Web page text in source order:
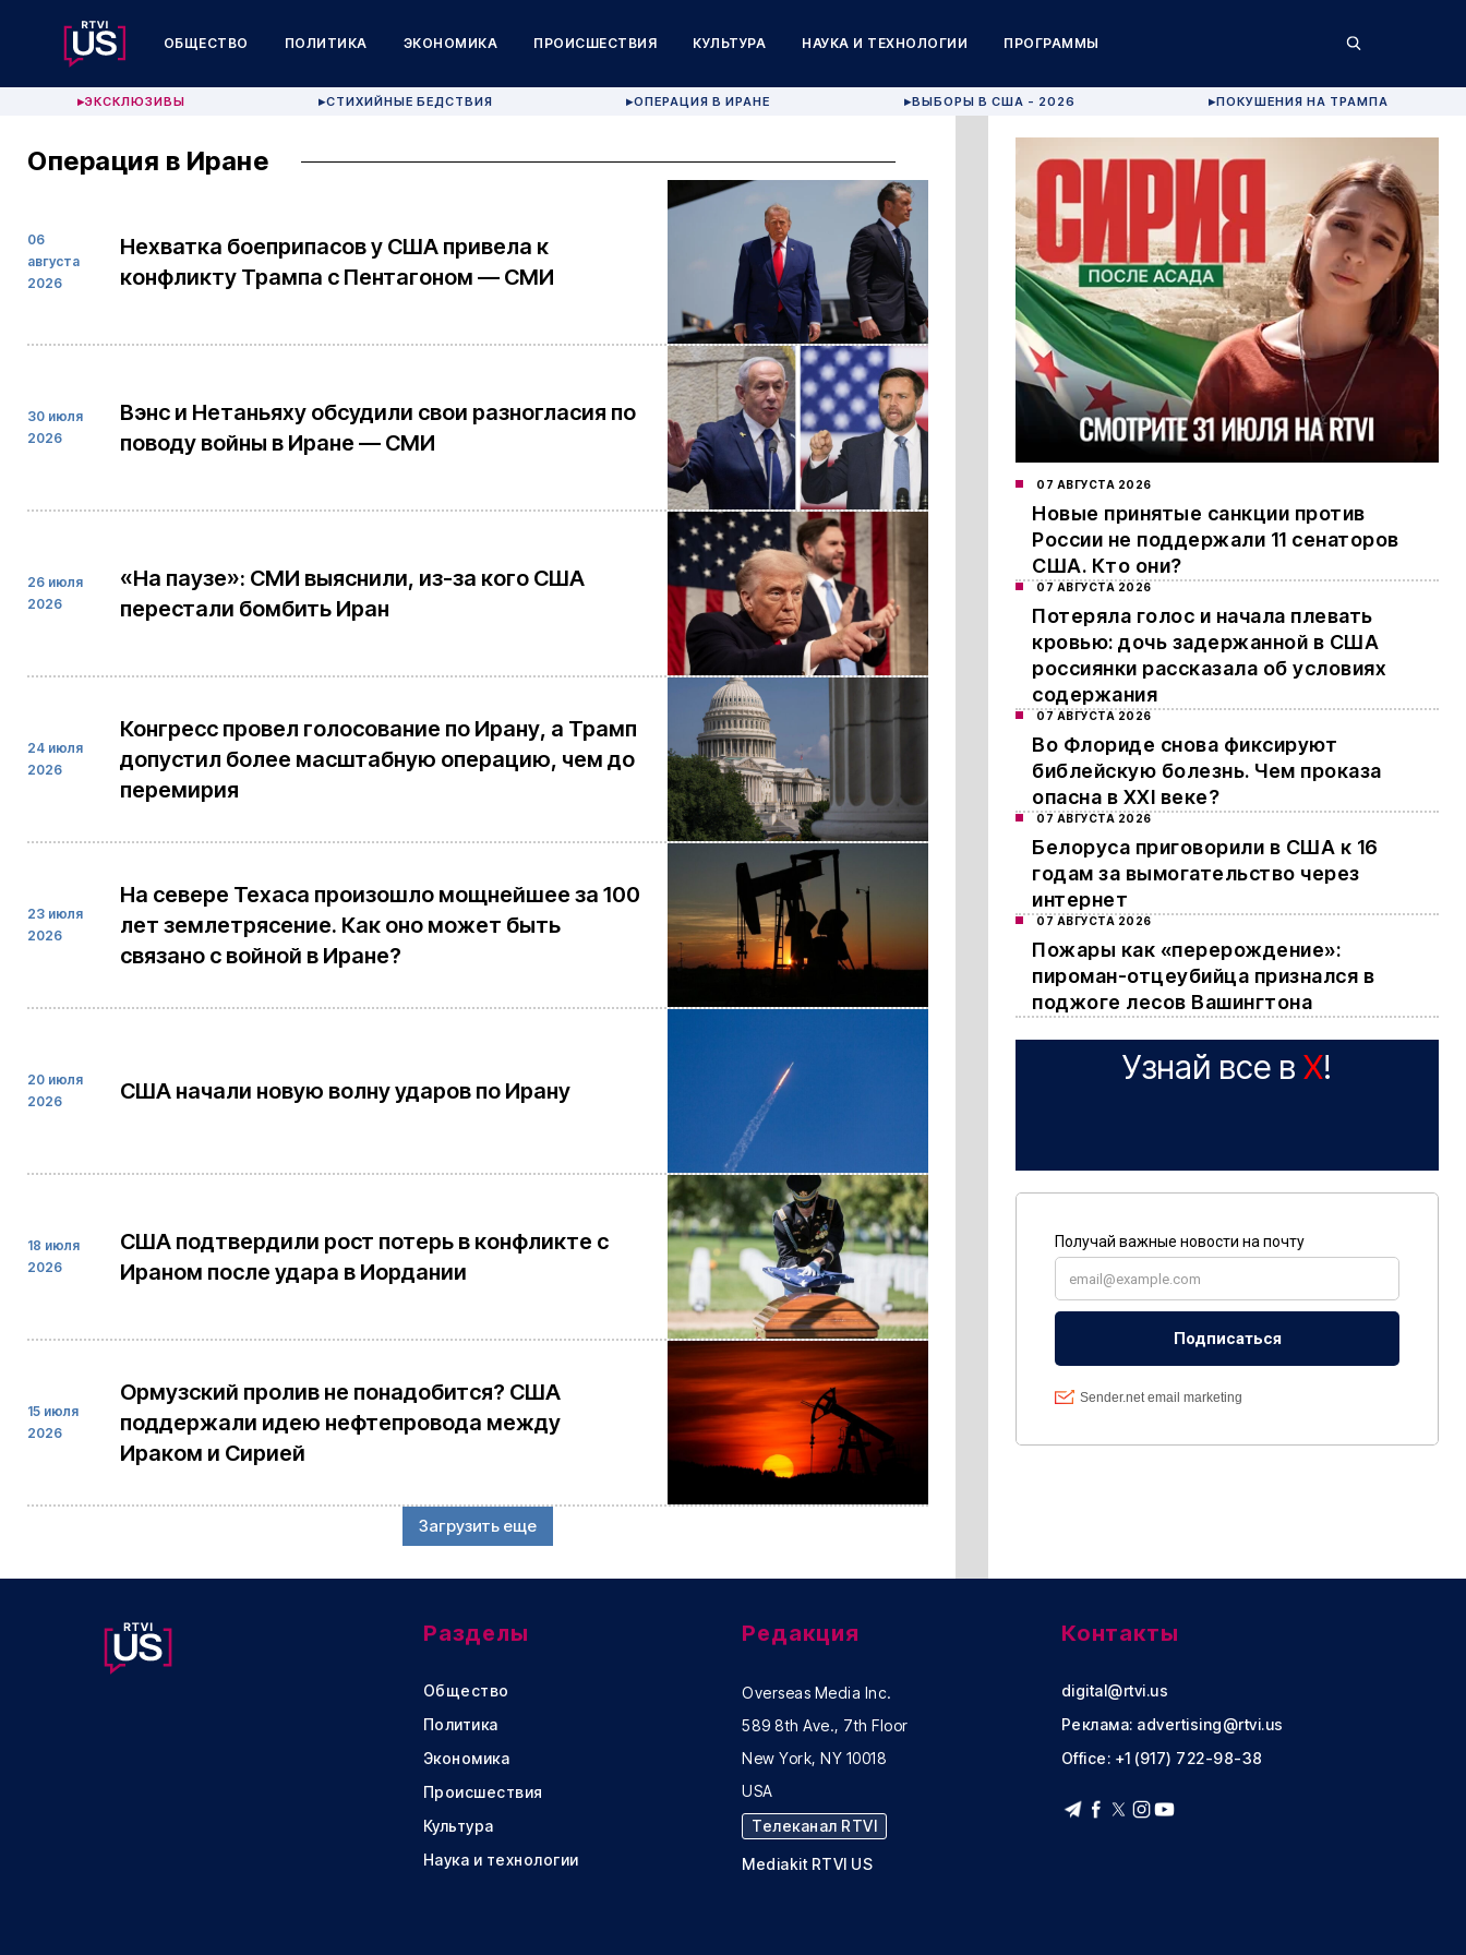
ОБЩЕСТВО ПОЛИТИКА ЭКОНОМИКА ПРОИСШЕСТВИЯ КУЛЬТУРА НАУКА И ТЕХНОЛОГИИ ПРОГРАММЫ
▶ЭКСКЛЮЗИВЫ ▶СТИХИЙНЫЕ БЕДСТВИЯ ▶ОПЕРАЦИЯ В ИРАНЕ ▶ВЫБОРЫ В США - 2026 ▶ПОКУШЕНИЯ НА ТРАМПА
Операция в Иране
06
августа
2026
Нехватка боеприпасов у США привела к
конфликту Трампа с Пентагоном — СМИ
30 июля
2026
Вэнс и Нетаньяху обсудили свои разногласия по
поводу войны в Иране — СМИ
26 июля
2026
«На паузе»: СМИ выяснили, из-за кого США
перестали бомбить Иран
24 июля
2026
Конгресс провел голосование по Ирану, а Трамп
допустил более масштабную операцию, чем до
перемирия
23 июля
2026
На севере Техаса произошло мощнейшее за 100
лет землетрясение. Как оно может быть
связано с войной в Иране?
20 июля
2026
США начали новую волну ударов по Ирану
18 июля
2026
США подтвердили рост потерь в конфликте с
Ираном после удара в Иордании
15 июля
2026
Ормузский пролив не понадобится? США
поддержали идею нефтепровода между
Ираком и Сирией
Загрузить еще
07 АВГУСТА 2026
Новые принятые санкции против
России не поддержали 11 сенаторов
США. Кто они?
07 АВГУСТА 2026
Потеряла голос и начала плевать
кровью: дочь задержанной в США
россиянки рассказала об условиях
содержания
07 АВГУСТА 2026
Во Флориде снова фиксируют
библейскую болезнь. Чем проказа
опасна в XXI веке?
07 АВГУСТА 2026
Белоруса приговорили в США к 16
годам за вымогательство через
интернет
07 АВГУСТА 2026
Пожары как «перерождение»:
пироман-отцеубийца признался в
поджоге лесов Вашингтона
Узнай все в X!
Разделы
Общество
Политика
Экономика
Происшествия
Культура
Наука и технологии
Редакция
Overseas Media Inc.
589 8th Ave., 7th Floor
New York, NY 10018
USA
Телеканал RTVI
Mediakit RTVI US
Контакты
digital@rtvi.us
Реклама: advertising@rtvi.us
Office: +1 (917) 722-98-38